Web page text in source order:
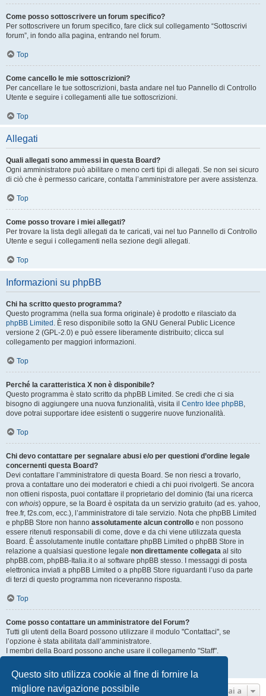
Questo sito utilizza cookie al fine di fornire la
migliore navigazione possibile
Come posso sottoscrivere un forum specifico?
Per sottoscrivere un forum specifico, fare click sul collegamento “Sottoscrivi
forum”, in fondo alla pagina, entrando nel forum.
Top
Come cancello le mie sottoscrizioni?
Per cancellare le tue sottoscrizioni, basta andare nel tuo Pannello di Controllo
Utente e seguire i collegamenti alle tue sottoscrizioni.
Top
Allegati
Quali allegati sono ammessi in questa Board?
Ogni amministratore può abilitare o meno certi tipi di allegati. Se non sei sicuro
di ciò che è permesso caricare, contatta l’amministratore per avere assistenza.
Top
Come posso trovare i miei allegati?
Per trovare la lista degli allegati da te caricati, vai nel tuo Pannello di Controllo
Utente e segui i collegamenti nella sezione degli allegati.
Top
Informazioni su phpBB
Chi ha scritto questo programma?
Questo programma (nella sua forma originale) è prodotto e rilasciato da
phpBB Limited . È reso disponibile sotto la GNU General Public Licence
versione 2 (GPL-2.0) e può essere liberamente distribuito; clicca sul
collegamento per maggiori informazioni.
Top
Perché la caratteristica X non è disponibile?
Questo programma è stato scritto da phpBB Limited. Se credi che ci sia
bisogno di aggiungere una nuova funzionalità, visita il Centro Idee phpBB,
dove potrai supportare idee esistenti o suggerire nuove funzionalità.
Top
Chi devo contattare per segnalare abusi e/o per questioni d’ordine legale
concernenti questa Board?
Devi contattare l’amministratore di questa Board. Se non riesci a trovarlo,
prova a contattare uno dei moderatori e chiedi a chi puoi rivolgerti. Se ancora
non ottieni risposta, puoi contattare il proprietario del dominio (fai una ricerca
con whois) oppure, se la Board è ospitata da un servizio gratuito (ad es. yahoo,
free.fr, f2s.com, ecc.), l’amministratore di tale servizio. Nota che phpBB Limited
e phpBB Store non hanno assolutamente alcun controllo e non possono
essere ritenuti responsabili di come, dove e da chi viene utilizzata questa
Board. È assolutamente inutile contattare phpBB Limited o phpBB Store in
relazione a qualsiasi questione legale non direttamente collegata al sito
phpBB.com, phpBB-Italia.it o al software phpBB stesso. I messaggi di posta
elettronica inviati a phpBB Limited o a phpBB Store riguardanti l’uso da parte
di terzi di questo programma non riceveranno risposta.
Top
Come posso contattare un amministratore del Forum?
Tutti gli utenti della Board possono utilizzare il modulo "Contattaci", se
l’opzione è stata abilitata dall’amministratore.
I membri della Board possono anche usare il collegamento "Staff".
Top
Vai a